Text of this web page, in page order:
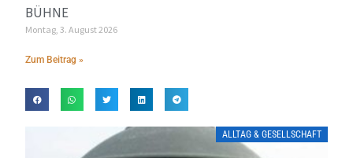
BÜHNE
Montag, 3. August 2026
Zum Beitrag »
ALLTAG & GESELLSCHAFT